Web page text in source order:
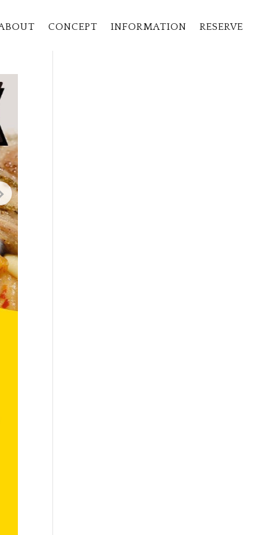
CONCEPT INFORMATION RESERVE